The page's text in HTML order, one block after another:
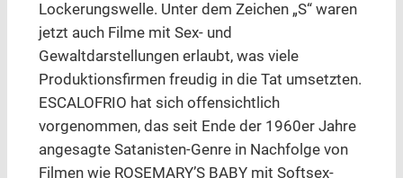
Lockerungswelle. Unter dem Zeichen „S“ waren
jetzt auch Filme mit Sex- und
Gewaltdarstellungen erlaubt, was viele
Produktionsfirmen freudig in die Tat umsetzten.
ESCALOFRIO hat sich offensichtlich
vorgenommen, das seit Ende der 1960er Jahre
angesagte Satanisten-Genre in Nachfolge von
Filmen wie ROSEMARY’S BABY mit Softsex-